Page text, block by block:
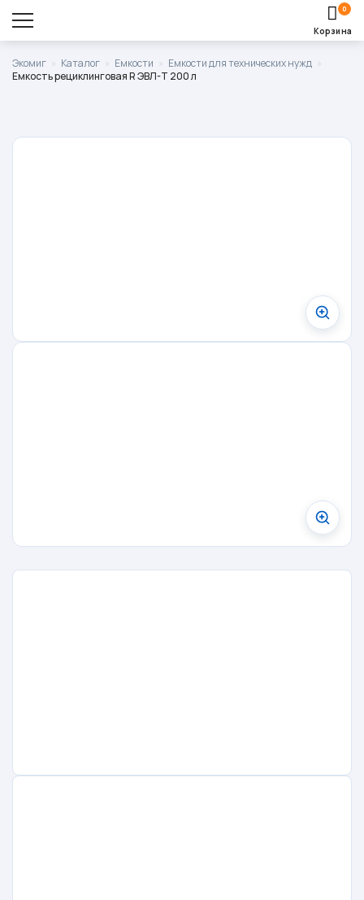
Оставить заявку
Корзина
0
Корзина пуста.
Экомиг » Каталог » Емкости » Емкости для технических нужд »
Емкость рециклинговая R ЭВЛ-Т 200 л